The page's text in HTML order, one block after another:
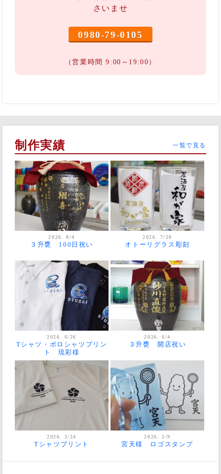
さいませ
0980-79-0105
（営業時間 9:00～19:00）
制作実績 一覧で見る
2026. 8/4
３升甕 100日祝い
2026. 7/28
オトーリグラス彫刻
2026. 6/26
Tシャツ・ポロシャツプリン
ト 琉彩様
2026. 6/4
３升甕 開店祝い
2026. 2/24
Tシャツプリント
2026. 2/9
宮天様 ロゴスタンプ